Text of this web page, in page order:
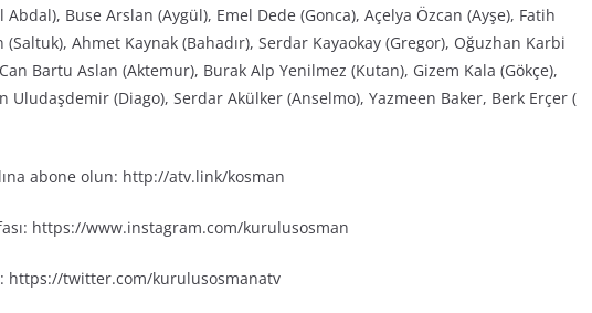
Buse Arslan (Aygül), Emel Dede (Gonca), Açelya Özcan (Ayşe), Fatih
Ahmet Kaynak (Bahadır), Serdar Kayaokay (Gregor), Oğuzhan Karbi
Bartu Aslan (Aktemur), Burak Alp Yenilmez (Kutan), Gizem Kala (Gökçe),
Uludaşdemir (Diago), Serdar Akülker (Anselmo), Yazmeen Baker, Berk Erçer (
abone olun: http://atv.link/kosman
https://www.instagram.com/kurulusosman
https://twitter.com/kurulusosmanatv